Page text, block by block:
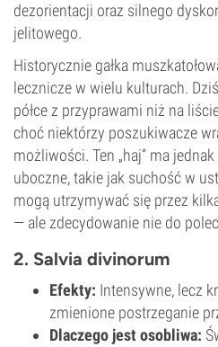
dezorientacji oraz silnego
jelitowego.
Historycznie gałka
lecznicze w wielu kulturach.
półce z przyprawami niż na
choć niektórzy poszukiwacze
możliwości. Ten „haj” ma
uboczne, takie jak suchość w
mogą utrzymywać się przez
— ale zdecydowanie nie do
2. Salvia divinorum
Efekty: Intensywne, lecz
zmienione postrzeganie
Dlaczego jest osobliwa: